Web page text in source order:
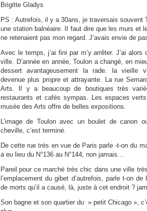
Brigitte Gladys
PS : Autrefois, il y a 30ans, je traversais souvent
une station balnéaire. Il faut dire que les murs et
ne retenaient pas mon regard. J’avais envie de
Avec le temps, j’ai fini par m’y arrêter. J’ai
ville. D’année en année, Toulon a changé, en
dessert avantageusement la rade. la vieille
devenue plus propre et attrayante. La rue
Arts. Il y a beaucoup de boutiques très
restaurants et cafés sympas. Les espaces
musée des Arts offre de belles expositions.
L’image de Toulon avec un boulet de canon
cheville, c’est terminé.
De cette rue très en vue de Paris parle -t-on du
a eu lieu du N°136 au N°144, non jamais…
Pareil pour ce marché très chic dans une ville
l’emplacement du gibet d’autrefois, parle t-on
de morts qu’il a causé, là, juste à cet endroit ?
Son bagne et son quartier du » petit Chicago »,